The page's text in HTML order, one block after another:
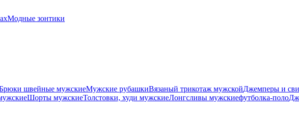
Модные зонтики
швейные мужскиеМужские рубашкиВязаный трикотаж мужскойДжемперы и
Шорты мужскиеТолстовки, худи мужскиеЛонгсливы мужскиефутболка-поло